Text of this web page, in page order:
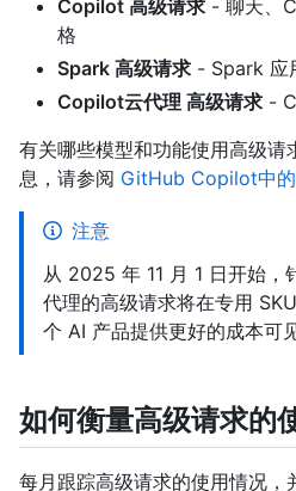
Copilot 高级请求 - 聊天、
格
Spark 高级请求 - Spark 应
Copilot云代理 高级请求 -
有关哪些模型和功能使用高级请
息，请参阅 GitHub Copilot中的
注意
从 2025 年 11 月 1 日开始
代理的高级请求将在专用
个 AI 产品提供更好的成本可
如何衡量高级请求的
每月跟踪高级请求的使用情况，